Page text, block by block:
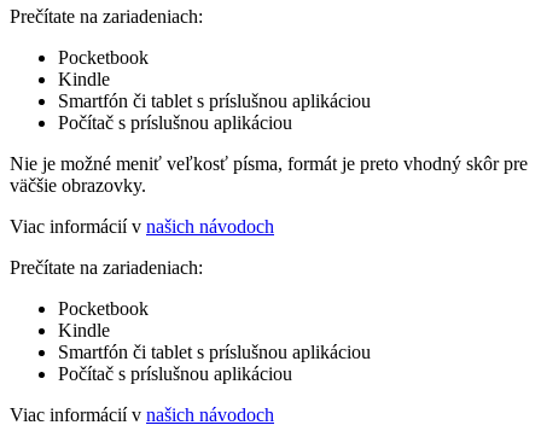
Prečítate na zariadeniach:
Pocketbook
Kindle
Smartfón či tablet s príslušnou aplikáciou
Počítač s príslušnou aplikáciou
Nie je možné meniť veľkosť písma, formát je preto vhodný skôr pre
väčšie obrazovky.
Viac informácií v našich návodoch
Prečítate na zariadeniach:
Pocketbook
Kindle
Smartfón či tablet s príslušnou aplikáciou
Počítač s príslušnou aplikáciou
Viac informácií v našich návodoch